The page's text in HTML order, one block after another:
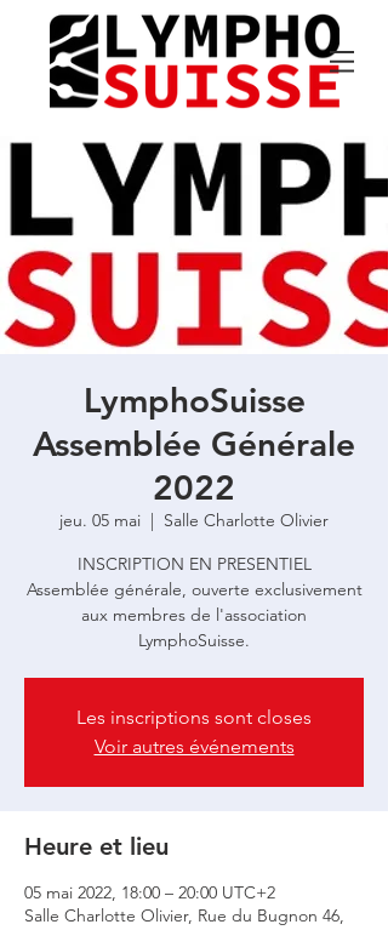
LymphoSuisse
Assemblée Générale
2022
jeu. 05 mai
  |
Salle Charlotte Olivier
INSCRIPTION EN PRESENTIEL
Assemblée générale, ouverte exclusivement
aux membres de l'association
LymphoSuisse.
Les inscriptions sont closes
Voir autres événements
Heure et lieu
05 mai 2022, 18:00 – 20:00 UTC+2
Salle Charlotte Olivier, Rue du Bugnon 46,